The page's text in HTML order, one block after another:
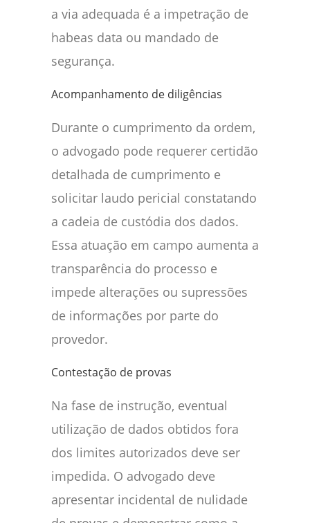
a via adequada é a impetração de
habeas data ou mandado de
segurança.
Acompanhamento de diligências
Durante o cumprimento da ordem,
o advogado pode requerer certidão
detalhada de cumprimento e
solicitar laudo pericial constatando
a cadeia de custódia dos dados.
Essa atuação em campo aumenta a
transparência do processo e
impede alterações ou supressões
de informações por parte do
provedor.
Contestação de provas
Na fase de instrução, eventual
utilização de dados obtidos fora
dos limites autorizados deve ser
impedida. O advogado deve
apresentar incidental de nulidade